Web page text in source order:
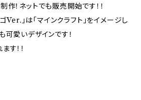
作！ネットでも販売開始です！！
Ver.」は「マインクラフト」をイメージし
可愛いデザインです！
す！！